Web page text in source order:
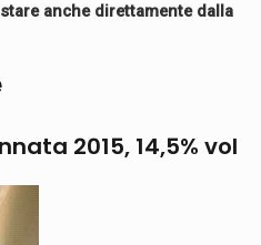
anche direttamente dalla
2015, 14,5% vol